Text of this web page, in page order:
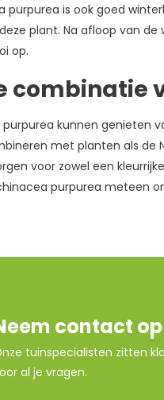
is ook goed
plant. Na afloop van
op.
combinatie
kunnen genieten
met planten als
voor zowel een
purpurea meteen
contact op
tuinspecialisten zitten
al je vragen.